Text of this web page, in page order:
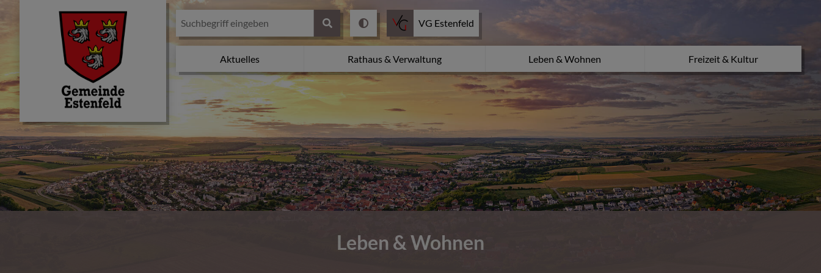
Aktuelles Rathaus & Verwaltung Leben & Wohnen Freizeit & Kultur
VG Estenfeld
Leben & Wohnen